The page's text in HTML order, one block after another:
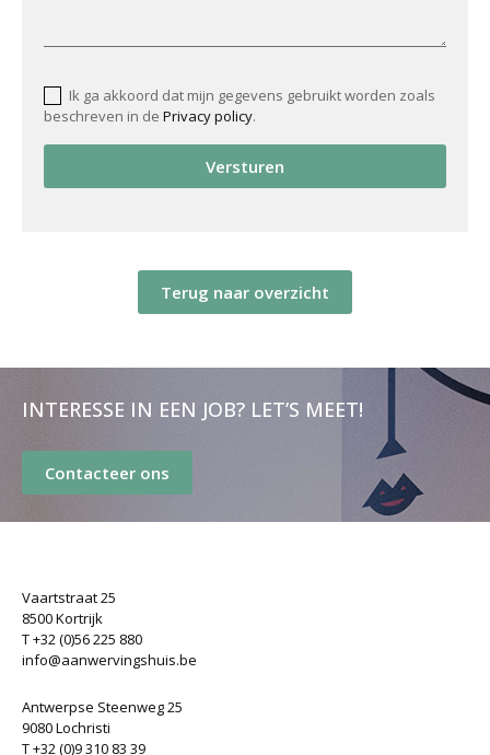
Ik ga akkoord dat mijn gegevens gebruikt worden zoals
beschreven in de Privacy policy.
Versturen
Terug naar overzicht
INTERESSE IN EEN JOB? LET’S MEET!
Contacteer ons
Vaartstraat 25
8500 Kortrijk
T +32 (0)56 225 880
info@aanwervingshuis.be
Antwerpse Steenweg 25
9080 Lochristi
T +32 (0)9 310 83 39